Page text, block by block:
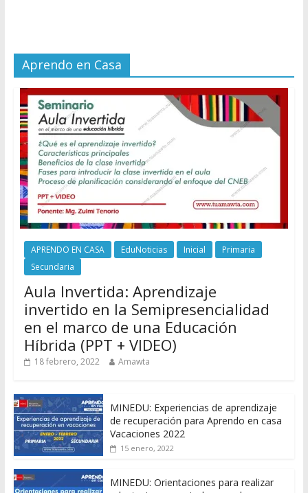
Aprendo en Casa
APRENDO EN CASA EduNoticias Inicial
Primaria
Secundaria
Aula Invertida: Aprendizaje
invertido en la Semipresencialidad
en el marco de una Educación
Híbrida (PPT + VIDEO)
18 febrero, 2022 Amawta
MINEDU: Experiencias de aprendizaje
de recuperación para Aprendo en casa
Vacaciones 2022
15 enero, 2022
MINEDU: Orientaciones para realizar